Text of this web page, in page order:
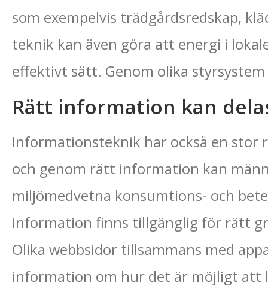
som exempelvis trädgårdsredskap,
teknik kan även göra att energi i
effektivt sätt. Genom olika
Rätt information kan
Informationsteknik har också en
och genom rätt information kan
miljömedvetna konsumtions- och
information finns tillgänglig för rätt
Olika webbsidor tillsammans med
information om hur det är möjligt att